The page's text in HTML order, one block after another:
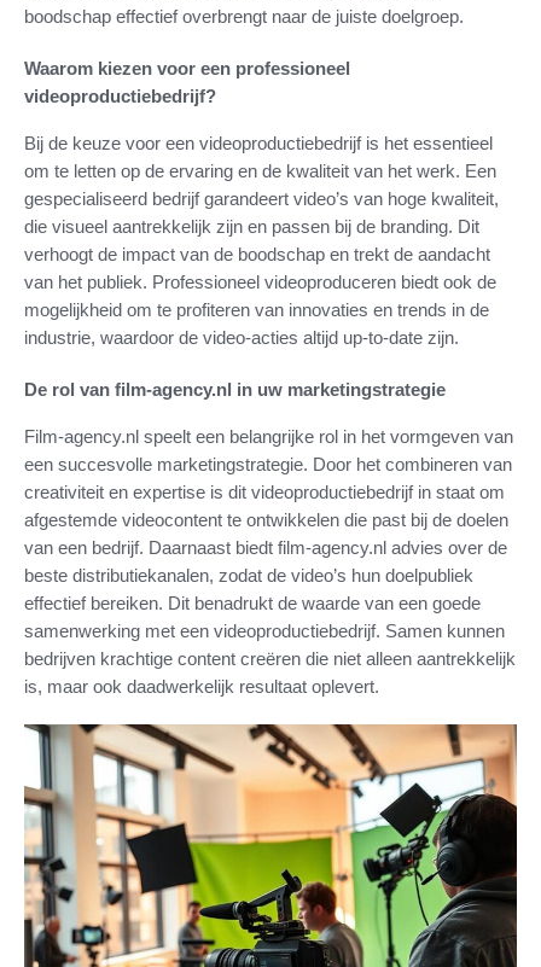
boodschap effectief overbrengt naar de juiste doelgroep.
Waarom kiezen voor een professioneel
videoproductiebedrijf?
Bij de keuze voor een videoproductiebedrijf is het essentieel
om te letten op de ervaring en de kwaliteit van het werk. Een
gespecialiseerd bedrijf garandeert video’s van hoge kwaliteit,
die visueel aantrekkelijk zijn en passen bij de branding. Dit
verhoogt de impact van de boodschap en trekt de aandacht
van het publiek. Professioneel videoproduceren biedt ook de
mogelijkheid om te profiteren van innovaties en trends in de
industrie, waardoor de video-acties altijd up-to-date zijn.
De rol van film-agency.nl in uw marketingstrategie
Film-agency.nl speelt een belangrijke rol in het vormgeven van
een succesvolle marketingstrategie. Door het combineren van
creativiteit en expertise is dit videoproductiebedrijf in staat om
afgestemde videocontent te ontwikkelen die past bij de doelen
van een bedrijf. Daarnaast biedt film-agency.nl advies over de
beste distributiekanalen, zodat de video’s hun doelpubliek
effectief bereiken. Dit benadrukt de waarde van een goede
samenwerking met een videoproductiebedrijf. Samen kunnen
bedrijven krachtige content creëren die niet alleen aantrekkelijk
is, maar ook daadwerkelijk resultaat oplevert.